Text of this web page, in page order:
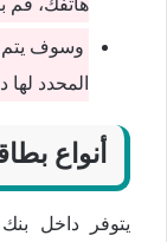
هاتفك، قم
وسوف يتم
المحدد
أنواع
يتوفر داخل